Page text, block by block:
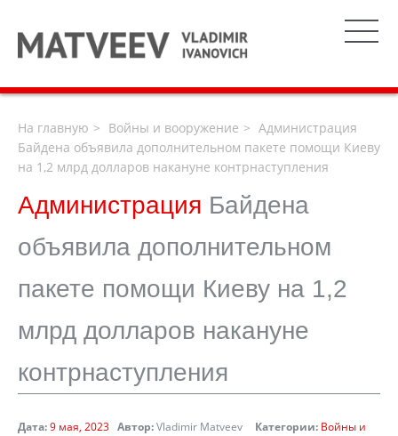
На главную Войны и вооружение
Администрация
Байдена объявила дополнительном пакете помощи Киеву
на 1,2 млрд долларов накануне контрнаступления
Администрация Байдена
объявила дополнительном
пакете помощи Киеву на 1,2
млрд долларов накануне
контрнаступления
Дата:9 мая, 2023 Автор:Vladimir Matveev Категории: Войны и